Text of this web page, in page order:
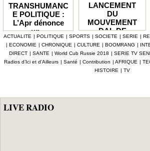
TRANSHUMANC
E POLITIQUE :
L’Apr dénonce
un «
détournement de
la volonté
populaire » et
réclame une
LANCEMENT
DU
MOUVEMENT
DAL DE
BABACAR
MBENGUE :
Aldiouma Sow
«drague» le
maire de Hann
ACTUALITE | POLITIQUE | SPORTS | SOCIETE | SERIE |
| ECONOMIE | CHRONIQUE | CULTURE | BOOMRANG |
DIRECT | SANTE | World Cub Russie 2018 | SERIE TV
Radios d’Ici et d’Ailleurs | Santé | Contribution | AFRIQUE |
HISTOIRE | TV
LIVE RADIO